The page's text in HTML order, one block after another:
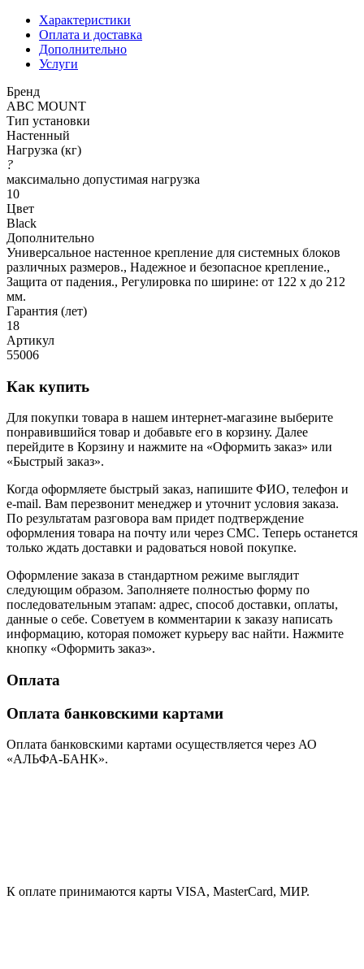
Характеристики
Оплата и доставка
Дополнительно
Услуги
Бренд
ABC MOUNT
Тип установки
Настенный
Нагрузка (кг)
?
максимально допустимая нагрузка
10
Цвет
Black
Дополнительно
Универсальное настенное крепление для системных блоков
различных размеров., Надежное и безопасное крепление.,
Защита от падения., Регулировка по ширине: от 122 x до 212
мм.
Гарантия (лет)
18
Артикул
55006
Как купить
Для покупки товара в нашем интернет-магазине выберите
понравившийся товар и добавьте его в корзину. Далее
перейдите в Корзину и нажмите на «Оформить заказ» или
«Быстрый заказ».
Когда оформляете быстрый заказ, напишите ФИО, телефон и
e-mail. Вам перезвонит менеджер и уточнит условия заказа.
По результатам разговора вам придет подтверждение
оформления товара на почту или через СМС. Теперь останется
только ждать доставки и радоваться новой покупке.
Оформление заказа в стандартном режиме выглядит
следующим образом. Заполняете полностью форму по
последовательным этапам: адрес, способ доставки, оплаты,
данные о себе. Советуем в комментарии к заказу написать
информацию, которая поможет курьеру вас найти. Нажмите
кнопку «Оформить заказ».
Оплата
Оплата банковскими картами
Оплата банковскими картами осуществляется через АО
«АЛЬФА-БАНК».
К оплате принимаются карты VISA, MasterCard, МИР.